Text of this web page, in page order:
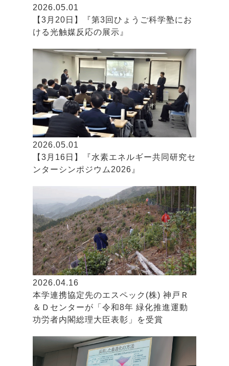
2026.05.01
【3月20日】『第3回ひょうご科学塾にお
ける光触媒反応の展示』
2026.05.01
【3月16日】『水素エネルギー共同研究セ
ンターシンポジウム2026』
2026.04.16
本学連携協定先のエスペック(株) 神戸Ｒ
＆Ｄセンターが「令和8年 緑化推進運動
功労者内閣総理大臣表彰」を受賞